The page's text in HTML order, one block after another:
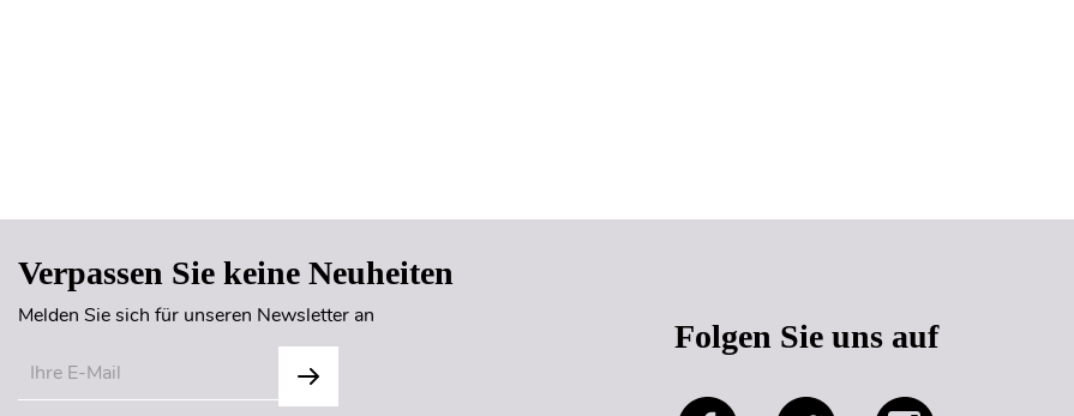
Verpassen Sie keine Neuheiten
Melden Sie sich für unseren Newsletter an
Folgen Sie uns auf